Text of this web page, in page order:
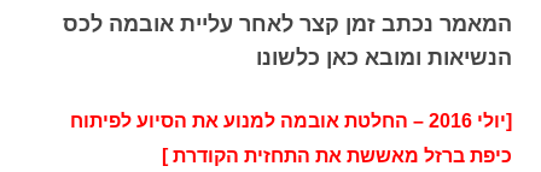
המאמר נכתב זמן קצר לאחר עליית אובמה לכס
הנשיאות ומובא כאן כלשונו
[יולי 2016 – החלטת אובמה למנוע את הסיוע לפיתוח
כיפת ברזל מאששת את התחזית הקודרת ]